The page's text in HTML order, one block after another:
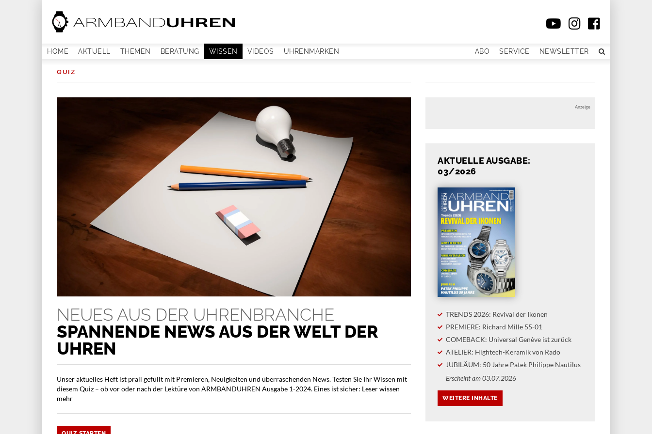
HOME AKTUELL THEMEN BERATUNG WISSEN VIDEOS UHRENMARKEN ABO SERVICE NEWSLETTER
QUIZ
NEUES AUS DER UHRENBRANCHE
SPANNENDE NEWS AUS DER WELT DER
UHREN
Unser aktuelles Heft ist prall gefüllt mit Premieren, Neuigkeiten und überraschenden News. Testen Sie Ihr Wissen mit
diesem Quiz – ob vor oder nach der Lektüre von ARMBANDUHREN Ausgabe 1-2024. Eines ist sicher: Leser wissen
mehr
Anzeige
AKTUELLE AUSGABE:
03/2026
TRENDS 2026: Revival der Ikonen
PREMIERE: Richard Mille 55-01
COMEBACK: Universal Genève ist zurück
ATELIER: Hightech-Keramik von Rado
JUBILÄUM: 50 Jahre Patek Philippe Nautilus
Erscheint am 03.07.2026